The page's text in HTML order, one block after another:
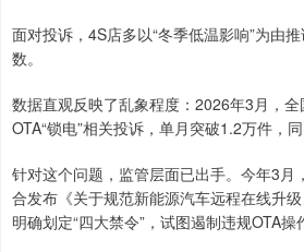
面对投诉，4S店多以“冬季低温影响”为由
数。
数据直观反映了乱象程度：2026年3月，
OTA“锁电”相关投诉，单月突破1.2万件，同
针对这个问题，监管层面已出手。今年3月
合发布《关于规范新能源汽车远程在线升级
明确划定“四大禁令”，试图遏制违规OTA操